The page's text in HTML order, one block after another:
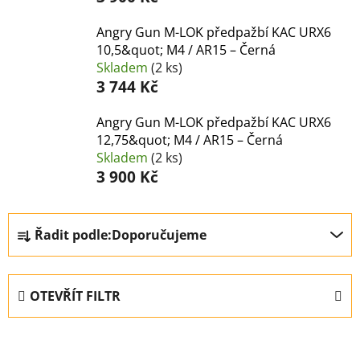
Angry Gun M-LOK předpažbí KAC URX6
10,5&quot; M4 / AR15 – Černá
Skladem (2 ks)
3 744 Kč
Angry Gun M-LOK předpažbí KAC URX6
12,75&quot; M4 / AR15 – Černá
Skladem (2 ks)
3 900 Kč
Ř
a
z
n
í
Řadit podle:Doporučujeme
OTEVŘÍT FILTR